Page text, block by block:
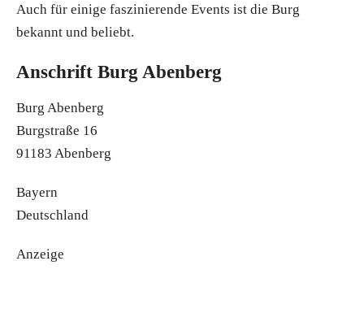
Auch für einige faszinierende Events ist die Burg
bekannt und beliebt.
Anschrift Burg Abenberg
Burg Abenberg
Burgstraße 16
91183 Abenberg
Bayern
Deutschland
Anzeige